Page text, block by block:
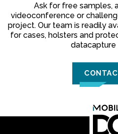
Ask for free samples,
videoconference or
project. Our team is readily
for cases, holsters and
datacapture